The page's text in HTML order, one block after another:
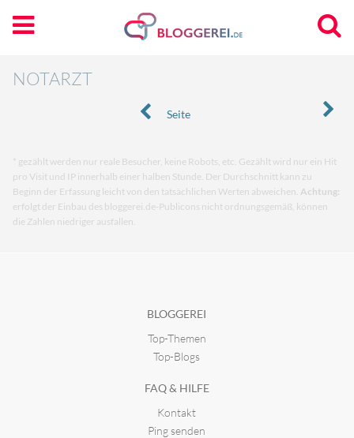
NOTARZT
Seite
* gezählt werden nur reale Besucher, keine Robots, etc. Gezählt wird nur ein Hit
pro Visit und IP innerhalb einer halben Stunde. Der Durchschnitt kann zu
Beginn der Erfassung leicht von den tatsächlichen Werten abweichen. Achtung:
erfolgt der Einbau des bloggerei.de-Publicons nicht ordnungsgemäß, können
die Zahlen niedriger ausfallen.
BLOGGEREI
Top-Themen
Top-Blogs
FAQ & HILFE
Kontakt
Ping senden